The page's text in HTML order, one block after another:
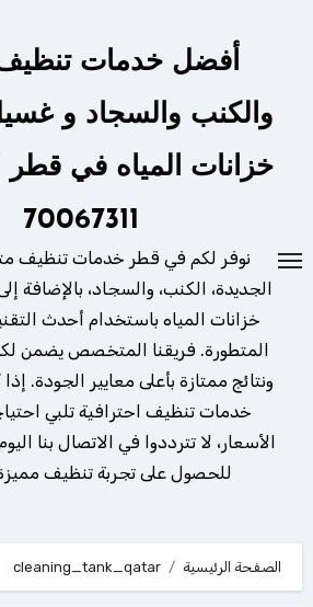
أفضل خدمات تنظيف
والكنب والسجاد و
خزانات المياه في قطر
70067311
نوفر لكم في قطر خدمات تنظيف
الجديدة، الكنب، والسجاد، بالإضافة
خزانات المياه باستخدام أحدث
المتطورة. فريقنا المتخصص يضمن
ونتائج ممتازة بأعلى معايير الجودة.
خدمات تنظيف احترافية تلبي
للحصول على تجربة تنظيف
الصفحة الرئيسية cleaning_tank_qatar